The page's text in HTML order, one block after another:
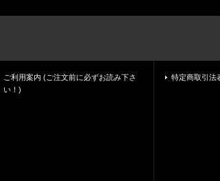
ご利用案内 (ご注文前に必ずお読み下さ
い！)
特定商取引法